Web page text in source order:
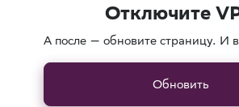
Отключите
А после — обновите страницу. И
Обновить